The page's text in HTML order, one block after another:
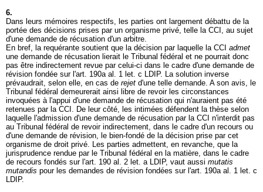
6.
Dans leurs mémoires respectifs, les parties ont largement débattu de la
portée des décisions prises par un organisme privé, telle la CCI, au sujet
d'une demande de récusation d'un arbitre.
En bref, la requérante soutient que la décision par laquelle la CCI admet
une demande de récusation lierait le Tribunal fédéral et ne pourrait donc
pas être indirectement revue par celui-ci dans le cadre d'une demande de
révision fondée sur l'art. 190a al. 1 let. c LDIP. La solution inverse
prévaudrait, selon elle, en cas de rejet d'une telle demande. A son avis, le
Tribunal fédéral demeurerait ainsi libre de revoir les circonstances
invoquées à l'appui d'une demande de récusation qui n'auraient pas été
retenues par la CCI. De leur côté, les intimées défendent la thèse selon
laquelle l'admission d'une demande de récusation par la CCI n'interdit pas
au Tribunal fédéral de revoir indirectement, dans le cadre d'un recours ou
d'une demande de révision, le bien-fondé de la décision prise par cet
organisme de droit privé. Les parties admettent, en revanche, que la
jurisprudence rendue par le Tribunal fédéral en la matière, dans le cadre
de recours fondés sur l'art. 190 al. 2 let. a LDIP, vaut aussi mutatis
mutandis pour les demandes de révision fondées sur l'art. 190a al. 1 let. c
LDIP.